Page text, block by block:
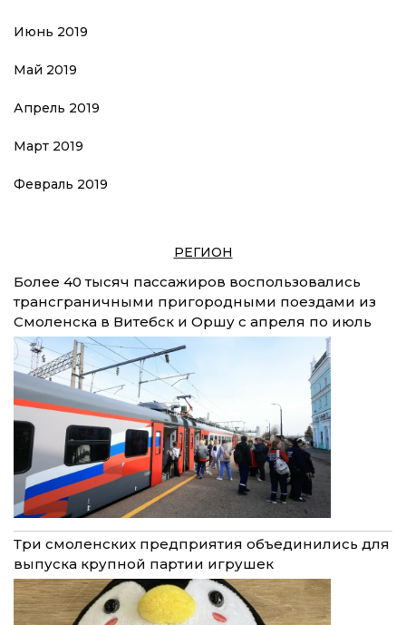
Июнь 2019
Май 2019
Апрель 2019
Март 2019
Февраль 2019
РЕГИОН
Более 40 тысяч пассажиров воспользовались
трансграничными пригородными поездами из
Смоленска в Витебск и Оршу с апреля по июль
Три смоленских предприятия объединились для
выпуска крупной партии игрушек